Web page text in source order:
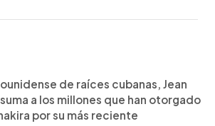
artículo
de raíces cubanas, Jean
a los millones que han otorgado
por su más reciente